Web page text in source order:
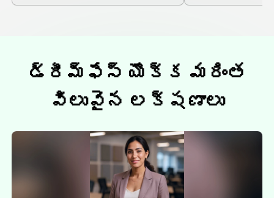
డ్రీమ్ఫేస్ యొక్క మరింత
విలువైన లక్షణాలు